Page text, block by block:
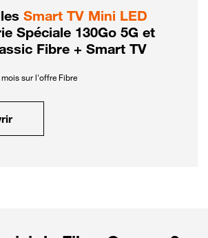
Smart TV Mini LED
Spéciale 130Go 5G et
Fibre + Smart TV
sur l'offre Fibre